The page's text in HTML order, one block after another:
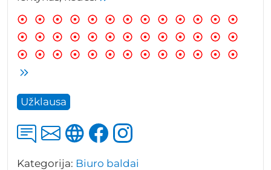
Užklausa
Kategorija: Biuro baldai